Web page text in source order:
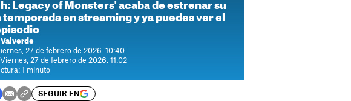
Legacy of Monsters' acaba de estrenar su
temporada en streaming y ya puedes ver el
27 de febrero de 2026. 10:40
27 de febrero de 2026. 11:02
1 minuto
SEGUIR EN